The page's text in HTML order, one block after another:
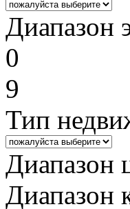
Диапазон
0
9
Тип
Диапазон
Диапазон